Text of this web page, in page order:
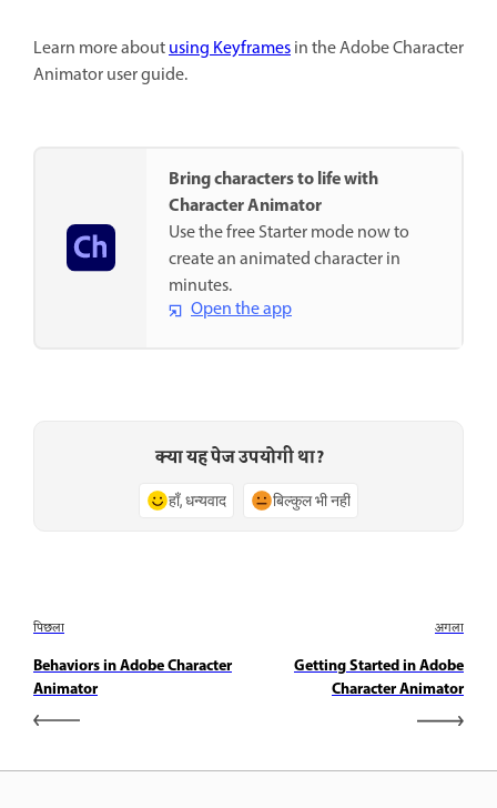
Learn more aboutusing Keyframesin the Adobe Character
Animator user guide.
Bring characters to life with
Character Animator
Use the free Starter mode now to
create an animated character in
minutes.
Open the app
क्या यह पेज उपयोगी था?
हाँ, धन्यवाद बिल्कुल भी नहीं
पिछला
Behaviors in Adobe Character
Animator
अगला
Getting Started in Adobe
Character Animator